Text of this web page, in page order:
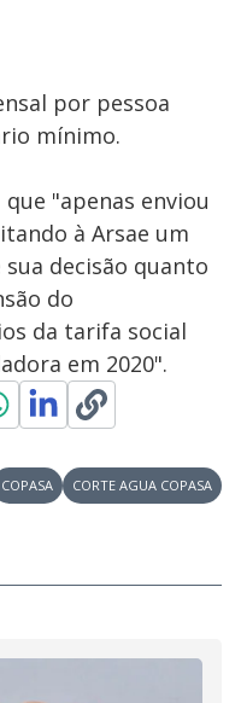
por pessoa
mínimo.
"apenas enviou
à Arsae um
decisão quanto
do
da tarifa social
em 2020".
COPASA CORTE AGUA COPASA